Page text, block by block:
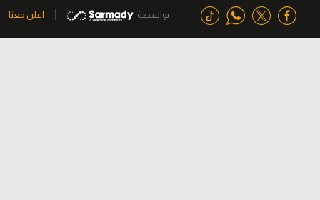
بواسطة اعلن معنا